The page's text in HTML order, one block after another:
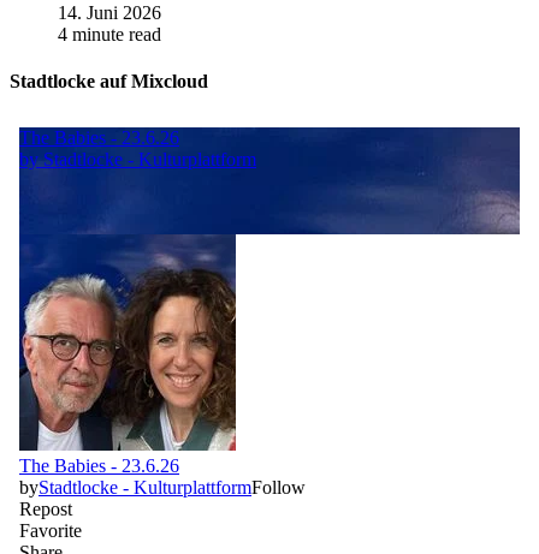
14. Juni 2026
4 minute read
Stadtlocke auf Mixcloud